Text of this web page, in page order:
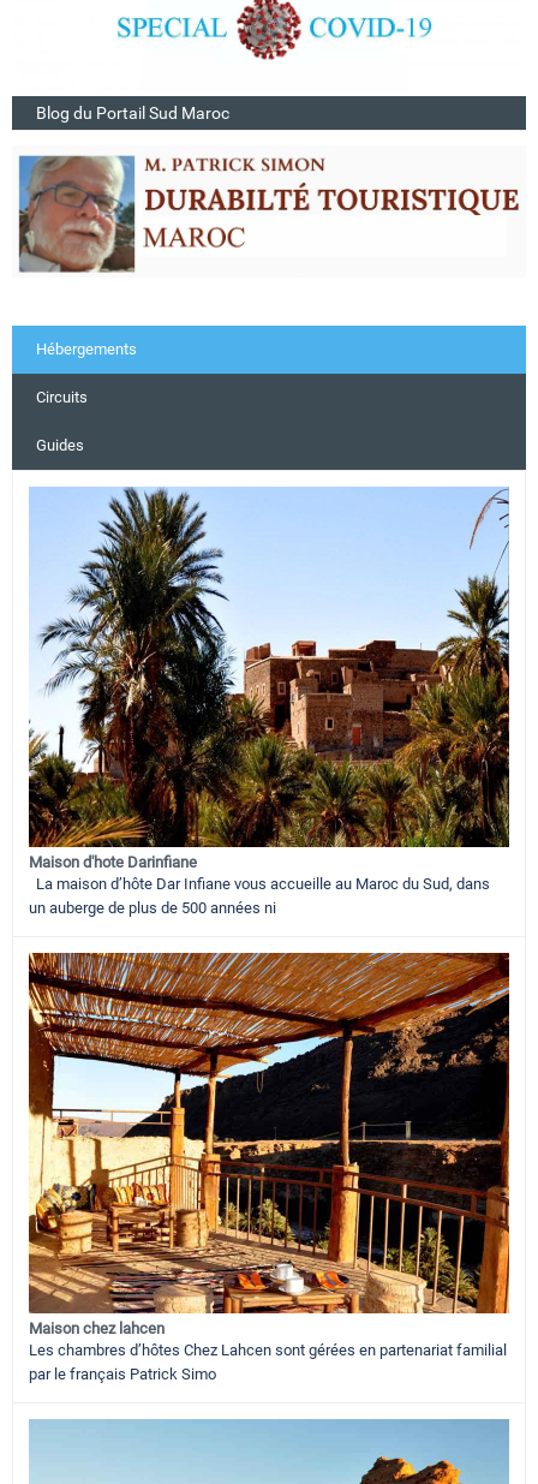
Blog du Portail Sud Maroc
Hébergements
Circuits
Guides
Maison d'hote Darinfiane
La maison d’hôte Dar Infiane vous accueille au Maroc du Sud, dans
un auberge de plus de 500 années ni
Maison chez lahcen
Les chambres d’hôtes Chez Lahcen sont gérées en partenariat familial
par le français Patrick Simo